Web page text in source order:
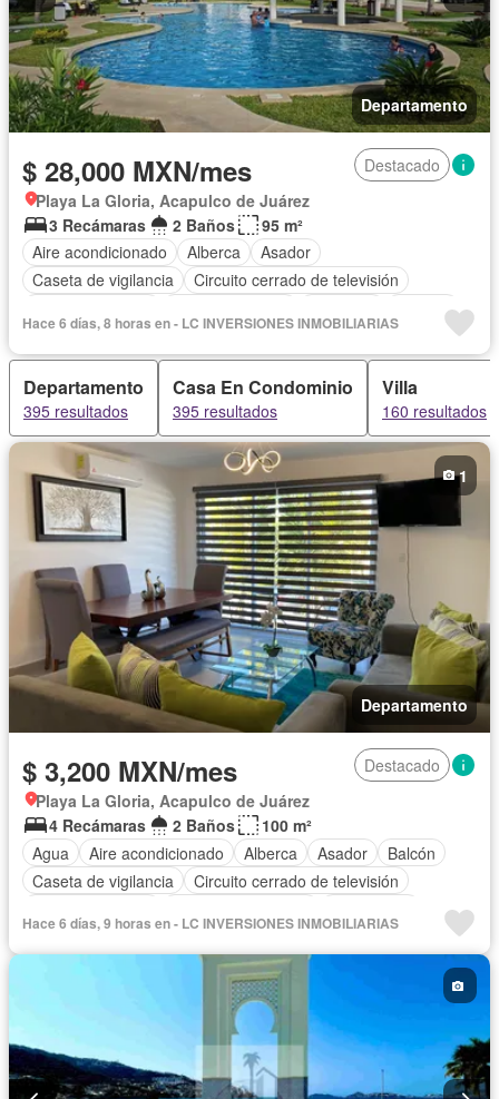
Departamento
$ 28,000 MXN/mes
Destacado
Playa La Gloria, Acapulco de Juárez
3 Recámaras
2 Baños
95 m²
Aire acondicionado
Alberca
Asador
Caseta de vigilancia
Circuito cerrado de televisión
Internet
Jardín
Sala polivalente Seguridad
Permite niños
Solo familias
Completamente amueblado
Hace 6 días, 8 horas en - LC INVERSIONES INMOBILIARIAS
Departamento
395 resultados
Casa En Condominio
395 resultados
Villa
160 resultados
Departamento
1
$ 3,200 MXN/mes
Destacado
Playa La Gloria, Acapulco de Juárez
4 Recámaras
2 Baños
100 m²
Agua
Aire acondicionado Alberca Asador
Balcón
Caseta de vigilancia
Circuito cerrado de televisión
Estacionamiento
Gas natural Internet
Jardín
Seguridad Terraza
Permite niños
Completamente amueblado
Hace 6 días, 9 horas en - LC INVERSIONES INMOBILIARIAS